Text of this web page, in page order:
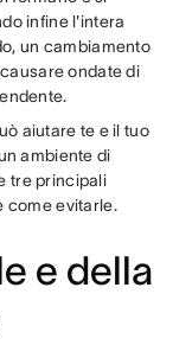
infine l'intera
un cambiamento
ondate di
aiutare te e il tuo
ambiente di
tre principali
come evitarle.
e della